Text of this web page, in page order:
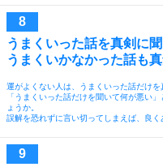
うまくいった話を真剣に聞
うまくいかなかった話も真
運がよくない人は、うまくいった話だけを
「うまくいった話だけを聞いて何が悪い
ょうか。
誤解を恐れずに言い切ってしまえば、良く